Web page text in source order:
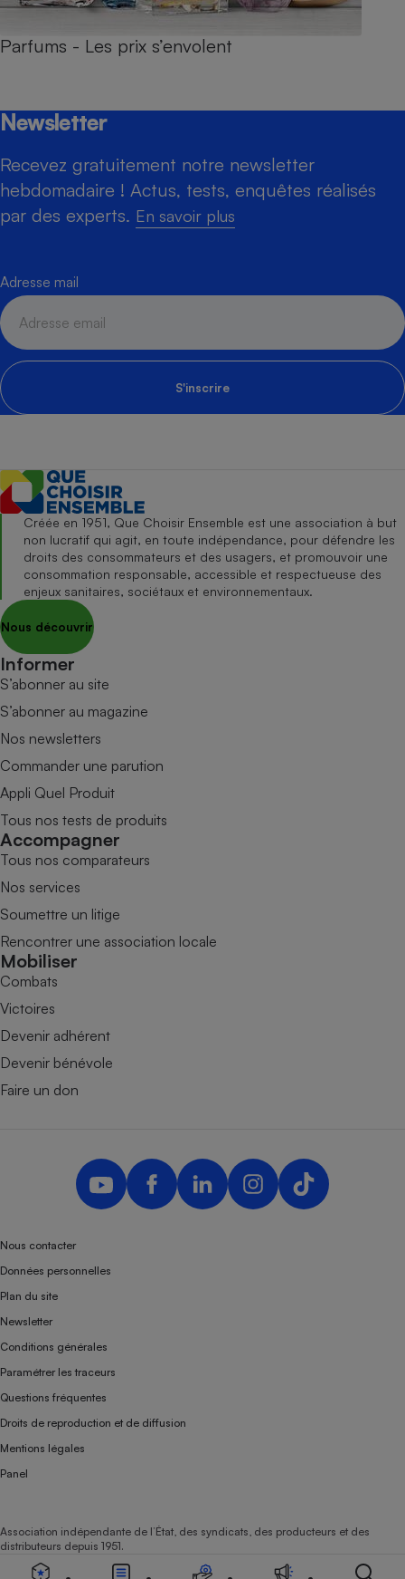
Parfums - Les prix s’envolent
Newsletter
Recevez gratuitement notre newsletter
hebdomadaire ! Actus, tests, enquêtes réalisés
par des experts. En savoir plus
Adresse mail
S'inscrire
Créée en 1951, Que Choisir Ensemble est une association à but
non lucratif qui agit, en toute indépendance, pour défendre les
droits des consommateurs et des usagers, et promouvoir une
consommation responsable, accessible et respectueuse des
enjeux sanitaires, sociétaux et environnementaux.
Nous découvrir
Informer
S’abonner au site
S’abonner au magazine
Nos newsletters
Commander une parution
Appli Quel Produit
Tous nos tests de produits
Accompagner
Tous nos comparateurs
Nos services
Soumettre un litige
Rencontrer une association locale
Mobiliser
Combats
Victoires
Devenir adhérent
Devenir bénévole
Faire un don
Nous contacter
Données personnelles
Plan du site
Newsletter
Conditions générales
Paramétrer les traceurs
Questions fréquentes
Droits de reproduction et de diffusion
Mentions légales
Panel
Association indépendante de l’État, des syndicats, des producteurs et des
distributeurs depuis 1951.